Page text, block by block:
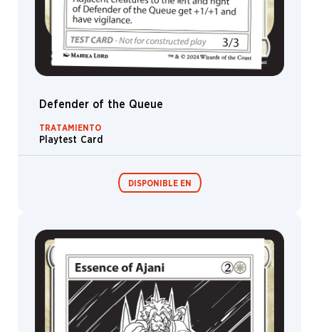
Defender of the Queue
TRATAMIENTO
Playtest Card
DISPONIBLE EN
MagicCon
Box